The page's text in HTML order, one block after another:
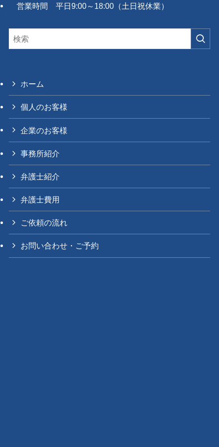
営業時間 平日9:00～18:00（土日祝休業）
ホーム
個人のお客様
企業のお客様
事務所紹介
弁護士紹介
弁護士費用
ご依頼の流れ
お問い合わせ・ご予約